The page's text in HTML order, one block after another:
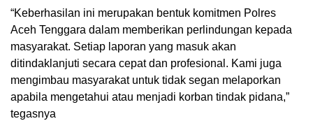
“Keberhasilan ini merupakan bentuk komitmen Polres
Aceh Tenggara dalam memberikan perlindungan kepada
masyarakat. Setiap laporan yang masuk akan
ditindaklanjuti secara cepat dan profesional. Kami juga
mengimbau masyarakat untuk tidak segan melaporkan
apabila mengetahui atau menjadi korban tindak pidana,”
tegasnya